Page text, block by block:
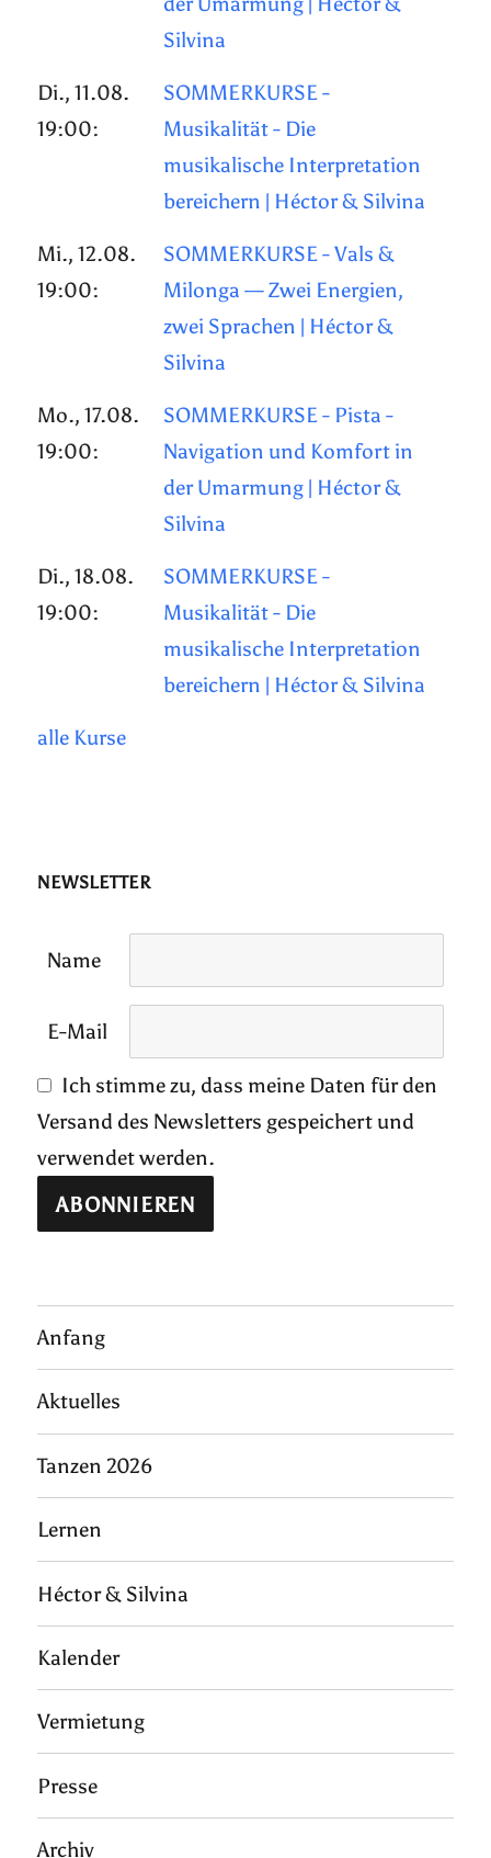
Silvina
Di., 11.08.
19:00:
SOMMERKURSE -
Musikalität - Die
musikalische Interpretation
bereichern | Héctor & Silvina
Mi., 12.08.
19:00:
SOMMERKURSE - Vals &
Milonga — Zwei Energien,
zwei Sprachen | Héctor &
Silvina
Mo., 17.08.
19:00:
SOMMERKURSE - Pista -
Navigation und Komfort in
der Umarmung | Héctor &
Silvina
Di., 18.08.
19:00:
SOMMERKURSE -
Musikalität - Die
musikalische Interpretation
bereichern | Héctor & Silvina
alle Kurse
NEWSLETTER
Name
E-Mail
Ich stimme zu, dass meine Daten für den
Versand des Newsletters gespeichert und
verwendet werden.
Anfang
Aktuelles
Tanzen 2026
Lernen
Héctor & Silvina
Kalender
Vermietung
Presse
Archiv